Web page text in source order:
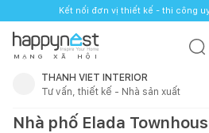
Kết nối đơn vị thiết kế - thi công
M Ạ N G X Ã H Ộ I
THANH VIET INTERIOR
Tư vấn, thiết kế - Nhà sản xuất
Nhà phố Elada